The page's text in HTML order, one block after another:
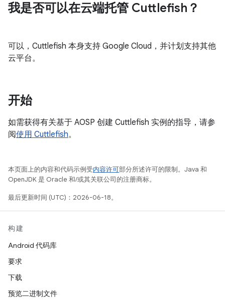
我是否可以在云端托管 Cuttlefish？
可以，Cuttlefish 本身支持 Google Cloud，并计划支持其他
云平台。
开始
如需获得有关基于 AOSP 创建 Cuttlefish 实例的指导，请参
阅使用 Cuttlefish。
本页面上的内容和代码示例受内容许可部分所述许可的限制。Java 和
OpenJDK 是 Oracle 和/或其关联公司的注册商标。
最后更新时间 (UTC)：2026-06-18。
构建
Android 代码库
要求
下载
预览二进制文件